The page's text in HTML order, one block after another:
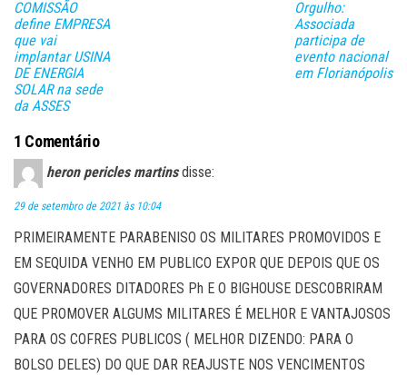
COMISSÃO
define EMPRESA
que vai
implantar USINA
DE ENERGIA
SOLAR na sede
da ASSES
Orgulho:
Associada
participa de
evento nacional
em Florianópolis
1 Comentário
heron pericles martins disse:
29 de setembro de 2021 às 10:04
PRIMEIRAMENTE PARABENISO OS MILITARES PROMOVIDOS E
EM SEQUIDA VENHO EM PUBLICO EXPOR QUE DEPOIS QUE OS
GOVERNADORES DITADORES Ph E O BIGHOUSE DESCOBRIRAM
QUE PROMOVER ALGUMS MILITARES É MELHOR E VANTAJOSOS
PARA OS COFRES PUBLICOS ( MELHOR DIZENDO: PARA O
BOLSO DELES) DO QUE DAR REAJUSTE NOS VENCIMENTOS